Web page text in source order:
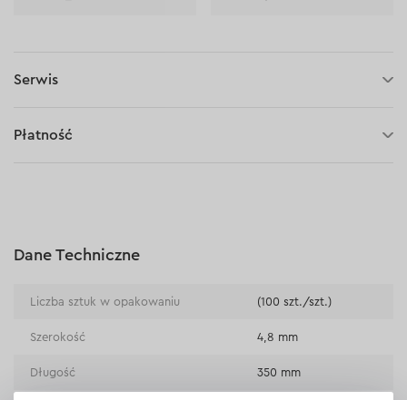
Serwis
Płatność
Płatność na rachunek bieżący (przelew tradycyjny)
Dane Techniczne
Liczba sztuk w opakowaniu (100 szt./szt.)
Szerokość 4,8 mm
Długość 350 mm